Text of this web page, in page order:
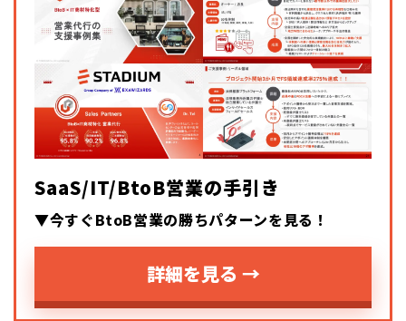
SaaS/IT/BtoB営業の手引き
▼今すぐBtoB営業の勝ちパターンを見る！
詳細を見る →